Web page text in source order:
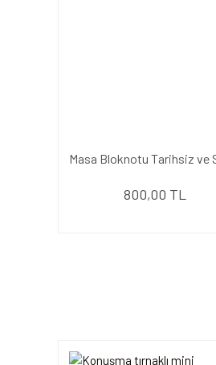
Masa Bloknotu Tarihsiz ve
800,00 TL